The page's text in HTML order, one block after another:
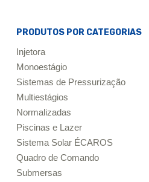
PRODUTOS POR CATEGORIAS
Injetora
Monoestágio
Sistemas de Pressurização
Multiestágios
Normalizadas
Piscinas e Lazer
Sistema Solar ÉCAROS
Quadro de Comando
Submersas